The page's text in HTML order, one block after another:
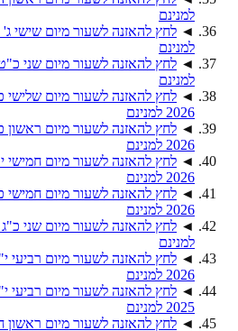
למנינם
◄
למנינם
◄
למנינם
◄
2026 למנינם
◄
2026 למנינם
◄
2026 למנינם
◄
2026 למנינם
◄
למנינם
◄
2026 למנינם
◄
2025 למנינם
◄